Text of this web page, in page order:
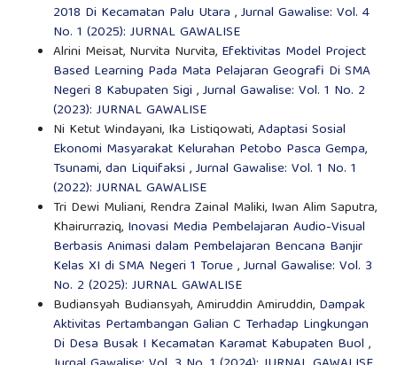
2018 Di Kecamatan Palu Utara ,Jurnal Gawalise: Vol. 4
No. 1 (2025): JURNAL GAWALISE
Alrini Meisat, Nurvita Nurvita, Efektivitas Model Project
Based Learning Pada Mata Pelajaran Geografi Di SMA
Negeri 8 Kabupaten Sigi ,Jurnal Gawalise: Vol. 1 No. 2
(2023): JURNAL GAWALISE
Ni Ketut Windayani, Ika Listiqowati,Adaptasi Sosial
Ekonomi Masyarakat Kelurahan Petobo Pasca Gempa,
Tsunami, dan Liquifaksi ,Jurnal Gawalise: Vol. 1 No. 1
(2022): JURNAL GAWALISE
Tri Dewi Muliani, Rendra Zainal Maliki, Iwan Alim Saputra,
Khairurraziq, Inovasi Media Pembelajaran Audio-Visual
Berbasis Animasi dalam Pembelajaran Bencana Banjir
Kelas XI di SMA Negeri 1 Torue,Jurnal Gawalise: Vol. 3
No. 2 (2025): JURNAL GAWALISE
Budiansyah Budiansyah, Amiruddin Amiruddin, Dampak
Aktivitas Pertambangan Galian C Terhadap Lingkungan
Di Desa Busak I Kecamatan Karamat Kabupaten Buol ,